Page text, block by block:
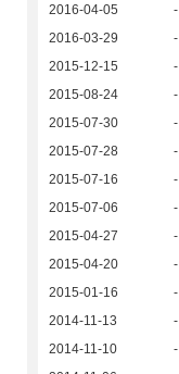
2016-04-05
-
2016-03-29
-
2015-12-15
-
2015-08-24
-
2015-07-30
-
2015-07-28
-
2015-07-16
-
2015-07-06
-
2015-04-27
-
2015-04-20
-
2015-01-16
-
2014-11-13
-
2014-11-10
-